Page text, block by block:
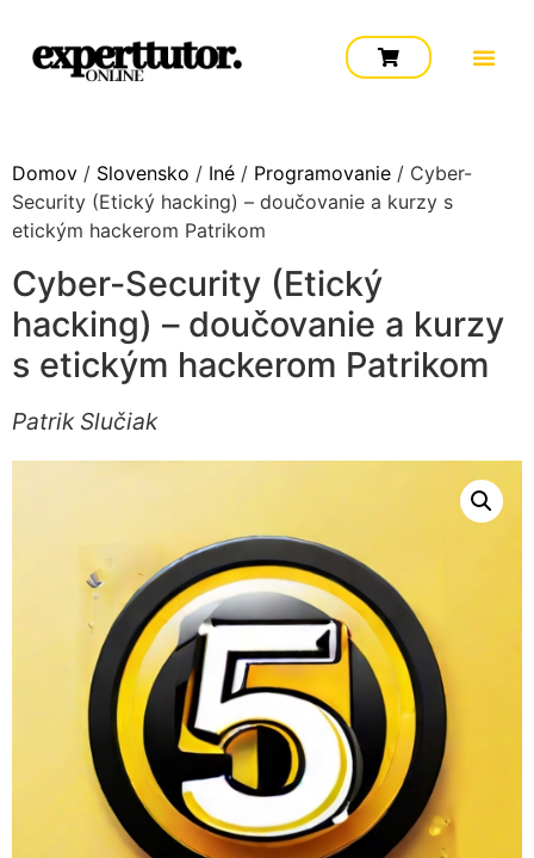
Domov / Slovensko / Iné / Programovanie / Cyber-
Security (Etický hacking) – doučovanie a kurzy s
etickým hackerom Patrikom
Cyber-Security (Etický
hacking) – doučovanie a kurzy
s etickým hackerom Patrikom
Patrik Slučiak